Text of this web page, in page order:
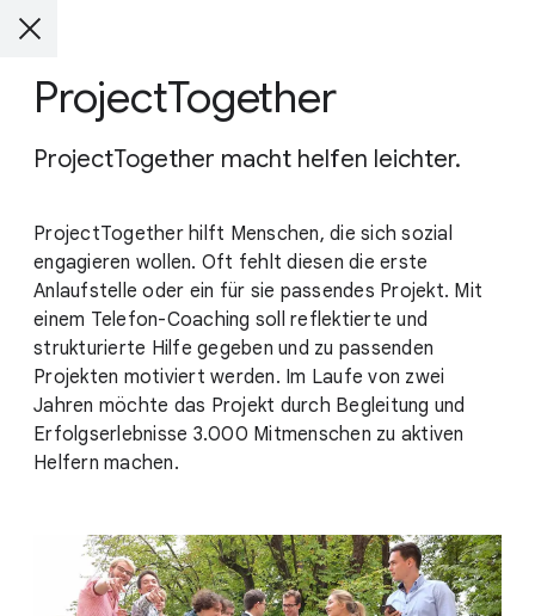
ProjectTogether
ProjectTogether macht helfen leichter.
ProjectTogether hilft Menschen, die sich sozial
engagieren wollen. Oft fehlt diesen die erste
Anlaufstelle oder ein für sie passendes Projekt. Mit
einem Telefon-Coaching soll reflektierte und
strukturierte Hilfe gegeben und zu passenden
Projekten motiviert werden. Im Laufe von zwei
Jahren möchte das Projekt durch Begleitung und
Erfolgserlebnisse 3.000 Mitmenschen zu aktiven
Helfern machen.